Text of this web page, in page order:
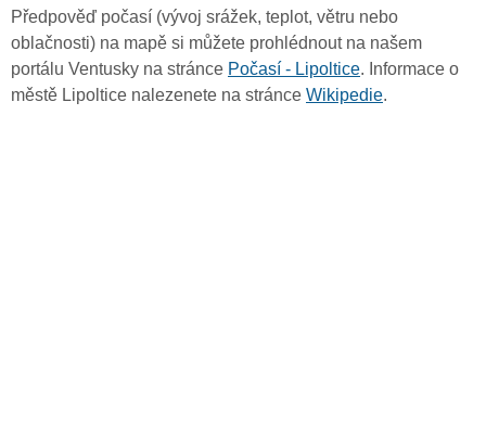
Předpověď počasí (vývoj srážek, teplot, větru nebo
oblačnosti) na mapě si můžete prohlédnout na našem
portálu Ventusky na stránce Počasí - Lipoltice. Informace o
městě Lipoltice nalezenete na stránce Wikipedie.